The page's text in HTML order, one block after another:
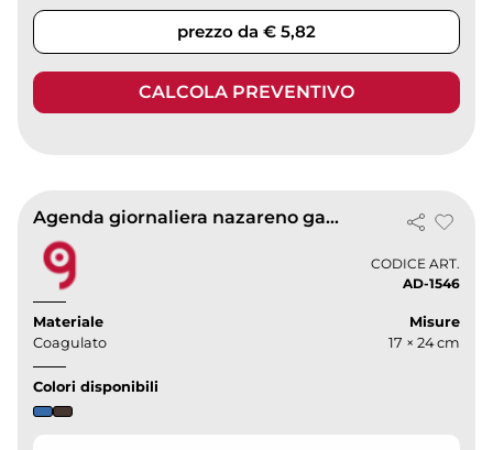
prezzo da € 5,82
CALCOLA PREVENTIVO
Agenda giornaliera nazareno gabrielli 17x24 sd/s
CODICE ART.
AD-1546
Materiale
Coagulato
Misure
17 × 24 cm
Colori disponibili